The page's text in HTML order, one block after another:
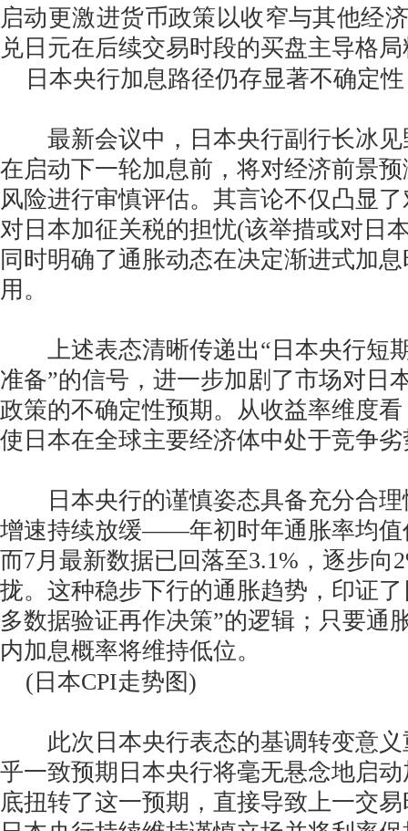
启动更激进货币政策以收窄与其他经
兑日元在后续交易时段的买盘主导格
日本央行加息路径仍存显著不确定性
最新会议中，日本央行副行长冰见
在启动下一轮加息前，将对经济前景
风险进行审慎评估。其言论不仅凸显
对日本加征关税的担忧(该举措或对日
同时明确了通胀动态在决定渐进式加
用。
上述表态清晰传递出“日本央行短
准备”的信号，进一步加剧了市场对日
政策的不确定性预期。从收益率维度
使日本在全球主要经济体中处于竞争
日本央行的谨慎姿态具备充分合理
增速持续放缓——年初时年通胀率均值
而7月最新数据已回落至3.1%，逐步向
拢。这种稳步下行的通胀趋势，印证
多数据验证再作决策”的逻辑；只要通
内加息概率将维持低位。
(日本CPI走势图)
此次日本央行表态的基调转变意义
乎一致预期日本央行将毫无悬念地启
底扭转了这一预期，直接导致上一交